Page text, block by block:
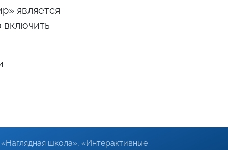
является
включить
школа», «Интерактивные